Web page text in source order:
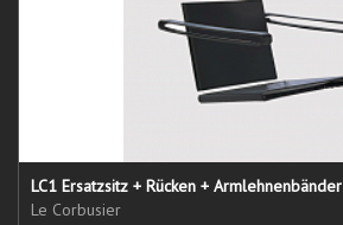
LC1 Ersatzsitz + Rücken + Armlehnenbänder
Le Corbusier